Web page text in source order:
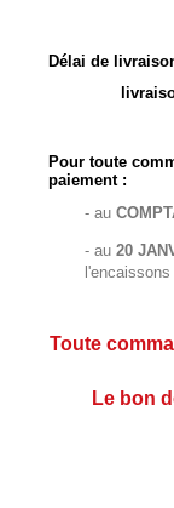
Délai de
Pour toute
paiement :
- au
- au 20
Toute
Le bon